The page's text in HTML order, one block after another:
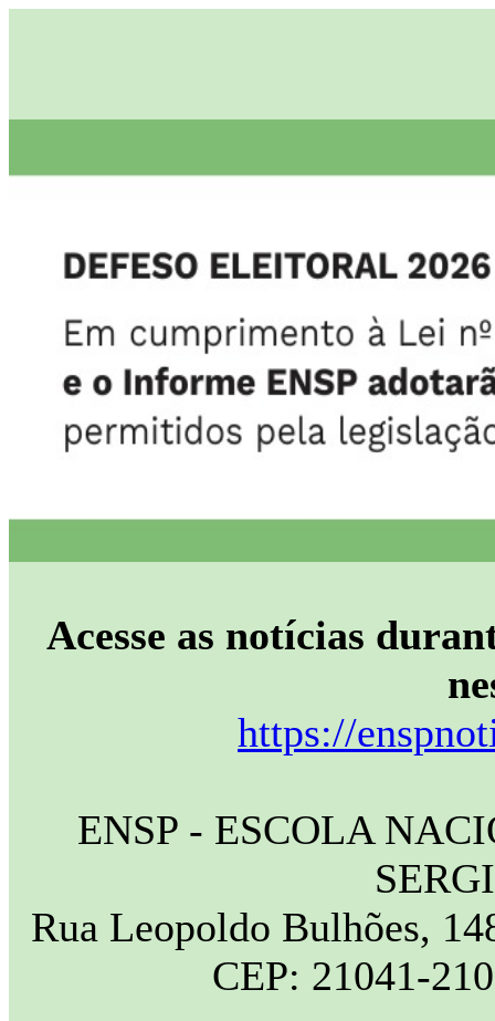
Acesse as notícias
https://
ENSP - ESCOLA
Rua Leopoldo Bulhões,
CEP: 21041-